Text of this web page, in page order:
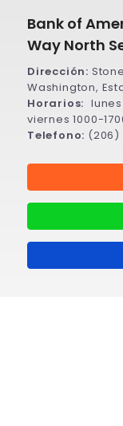
Bank of
Way North
Dirección:
Washington,
Horarios:
viernes 1000-
Telefono: (206)